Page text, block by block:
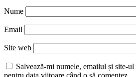
Nume
Email
Site web
Salvează-mi numele, emailul și site-
pentru data viitoare când o să comentez.